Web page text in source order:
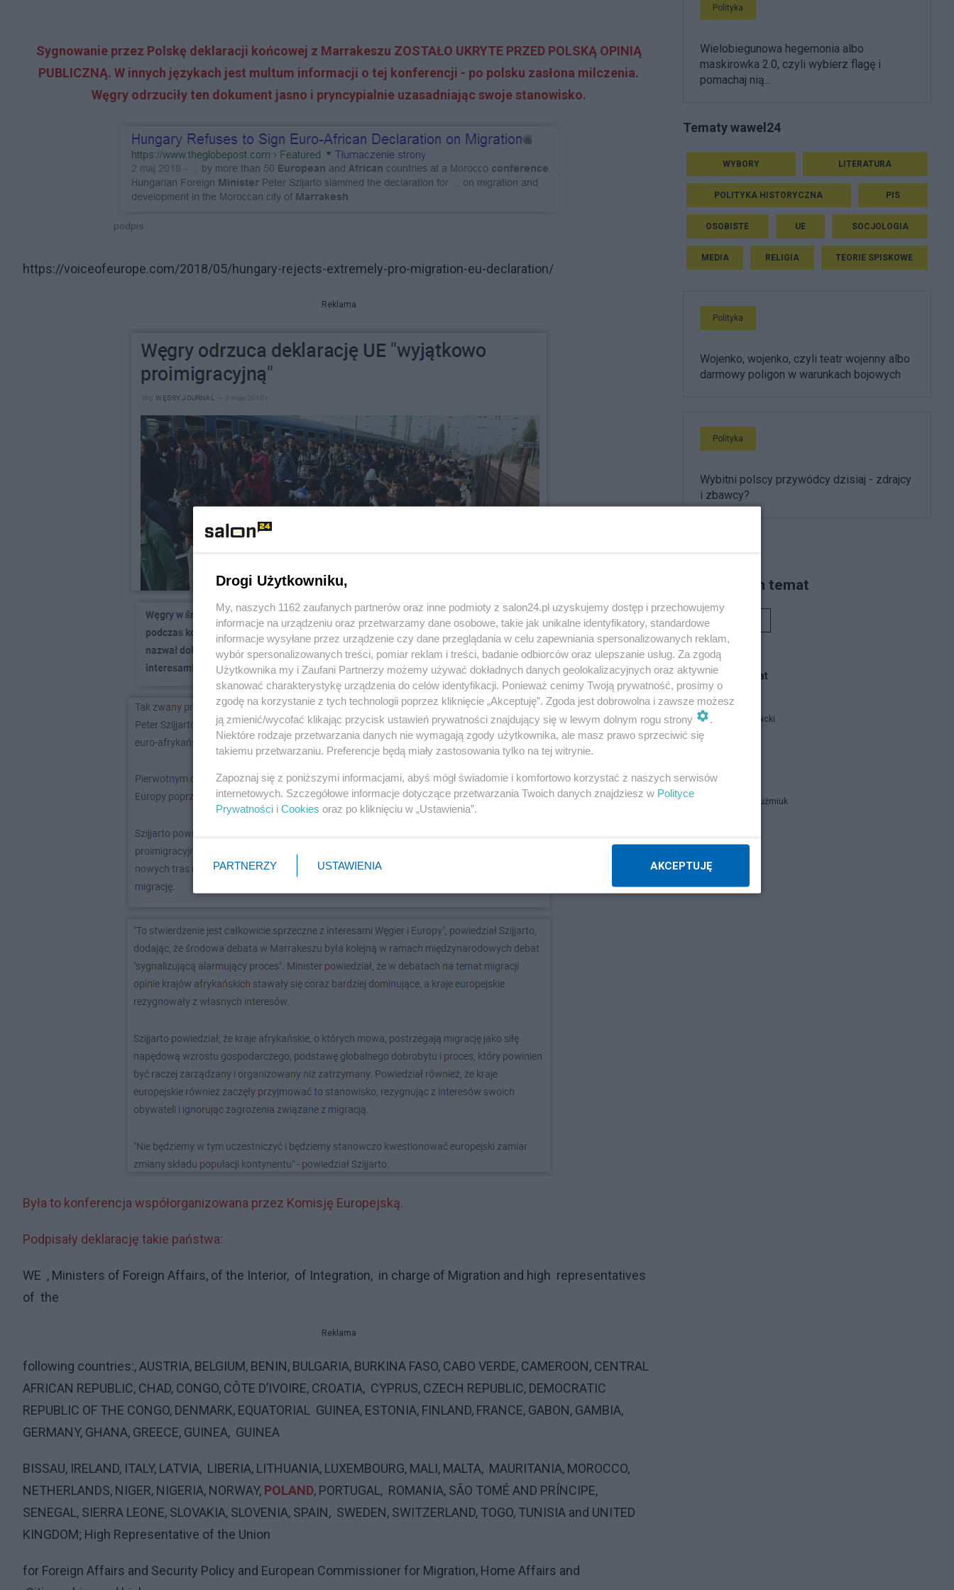
Sygnowanie przez Polskę deklaracji końcowej z Marrakeszu ZOSTAŁO UKRYTE PRZED POLSKĄ OPINIĄ
PUBLICZNĄ. W innych językach jest multum informacji o tej konferencji - po polsku zasłona milczenia.
Węgry odrzuciły ten dokument jasno i pryncypialnie uzasadniając swoje stanowisko.
podpis
https://voiceofeurope.com/2018/05/hungary-rejects-extremely-pro-migration-eu-declaration/
Reklama
Była to konferencja współorganizowana przez Komisję Europejską.
Podpisały deklarację takie państwa:
WE , Ministers of Foreign Affairs, of the Interior, of Integration, in charge of Migration and high representatives
of the
Reklama
following countries:, AUSTRIA, BELGIUM, BENIN, BULGARIA, BURKINA FASO, CABO VERDE, CAMEROON, CENTRAL
AFRICAN REPUBLIC, CHAD, CONGO, CÔTE D’IVOIRE, CROATIA, CYPRUS, CZECH REPUBLIC, DEMOCRATIC
REPUBLIC OF THE CONGO, DENMARK, EQUATORIAL GUINEA, ESTONIA, FINLAND, FRANCE, GABON, GAMBIA,
GERMANY, GHANA, GREECE, GUINEA, GUINEA
BISSAU, IRELAND, ITALY, LATVIA, LIBERIA, LITHUANIA, LUXEMBOURG, MALI, MALTA, MAURITANIA, MOROCCO,
NETHERLANDS, NIGER, NIGERIA, NORWAY, POLAND, PORTUGAL, ROMANIA, SÃO TOMÉ AND PRÍNCIPE,
SENEGAL, SIERRA LEONE, SLOVAKIA, SLOVENIA, SPAIN, SWEDEN, SWITZERLAND, TOGO, TUNISIA and UNITED
KINGDOM; High Representative of the Union
for Foreign Affairs and Security Policy and European Commissioner for Migration, Home Affairs and
Polityka
Wielobiegunowa hegemonia albo
maskirowka 2.0, czyli wybierz flagę i
pomachaj nią...
Tematy wawel24
WYBORY LITERATURA
POLITYKA HISTORYCZNA PIS
OSOBISTE UE SOCJOLOGIA
MEDIA RELIGIA TEORIE SPISKOWE
Polityka
Wojenko, wojenko, czyli teatr wojenny albo
darmowy poligon w warunkach bojowych
Polityka
Wybitni polscy przywódcy dzisiaj - zdrajcy
i zbawcy?
Piszą na ten temat
Blogi na ten temat
Jan Filip Libicki
Zbigniew Kuźmiuk
Napisz notkę
Drogi Użytkowniku,
My, naszych 1162 zaufanych partnerów oraz inne podmioty z salon24.pl uzyskujemy dostęp i przechowujemy
informacje na urządzeniu oraz przetwarzamy dane osobowe, takie jak unikalne identyfikatory, standardowe
informacje wysyłane przez urządzenie czy dane przeglądania w celu zapewniania spersonalizowanych reklam,
wybór spersonalizowanych treści, pomiar reklam i treści, badanie odbiorców oraz ulepszanie usług. Za zgodą
Użytkownika my i Zaufani Partnerzy możemy używać dokładnych danych geolokalizacyjnych oraz aktywnie
skanować charakterystykę urządzenia do celów identyfikacji. Ponieważ cenimy Twoją prywatność, prosimy o
zgodę na korzystanie z tych technologii poprzez kliknięcie „Akceptuję”. Zgoda jest dobrowolna i zawsze możesz
ją zmienić/wycofać klikając przycisk ustawień prywatności znajdujący się w lewym dolnym rogu strony
.
Niektóre rodzaje przetwarzania danych nie wymagają zgody użytkownika, ale masz prawo sprzeciwić się
takiemu przetwarzaniu. Preferencje będą miały zastosowania tylko na tej witrynie.
Zapoznaj się z poniższymi informacjami, abyś mógł świadomie i komfortowo korzystać z naszych serwisów
internetowych. Szczegółowe informacje dotyczące przetwarzania Twoich danych znajdziesz w Polityce
Prywatności i Cookies oraz po kliknięciu w „Ustawienia”.
PARTNERZY USTAWIENIA AKCEPTUJĘ